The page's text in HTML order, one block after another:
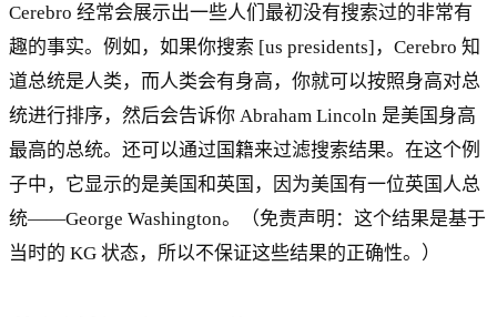
Cerebro 经常会展示出一些人们最初没有搜索过的非常有
趣的事实。例如，如果你搜索 [us presidents]，Cerebro 知
道总统是人类，而人类会有身高，你就可以按照身高对总
统进行排序，然后会告诉你 Abraham Lincoln 是美国身高
最高的总统。还可以通过国籍来过滤搜索结果。在这个例
子中，它显示的是美国和英国，因为美国有一位英国人总
统——George Washington。（免责声明：这个结果是基于
当时的 KG 状态，所以不保证这些结果的正确性。）